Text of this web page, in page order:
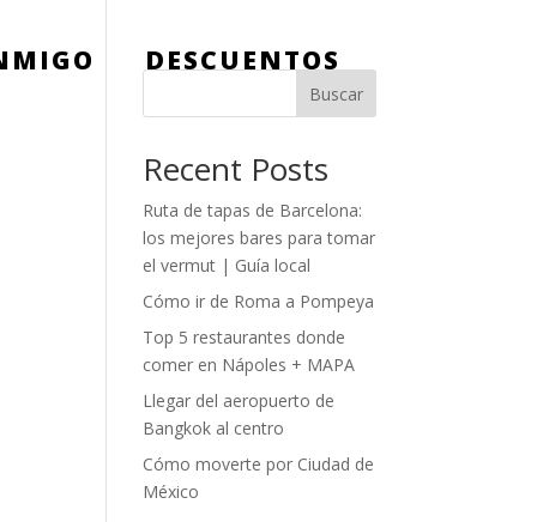
DESCUENTOS
Buscar
Recent Posts
Ruta de tapas de Barcelona:
los mejores bares para tomar
el vermut | Guía local
Cómo ir de Roma a Pompeya
Top 5 restaurantes donde
comer en Nápoles + MAPA
Llegar del aeropuerto de
Bangkok al centro
Cómo moverte por Ciudad de
México